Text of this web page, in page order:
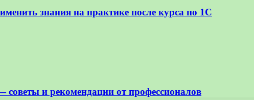
знания на практике после курса по 1С
и рекомендации от профессионалов